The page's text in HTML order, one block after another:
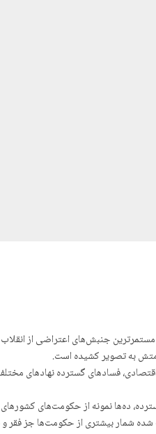
به تصویر کشیده است.
فساد‌های گسترده نهادهای
ده‌ها نمونه از حکومت‌های
شده شمار بیشتری از حکومت‌ها جز فقر و